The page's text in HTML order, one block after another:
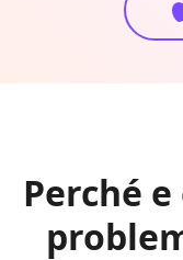
Perché